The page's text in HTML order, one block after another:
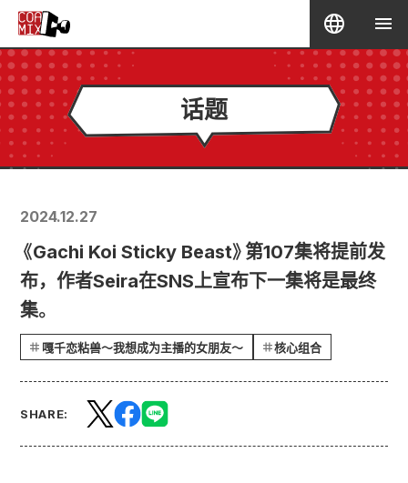
话题
2024.12.27
《Gachi Koi Sticky Beast》第107集将提前发
布，作者Seira在SNS上宣布下一集将是最终
集。
嘎千恋粘兽～我想成为主播的女朋友～ 核心组合
SHARE: